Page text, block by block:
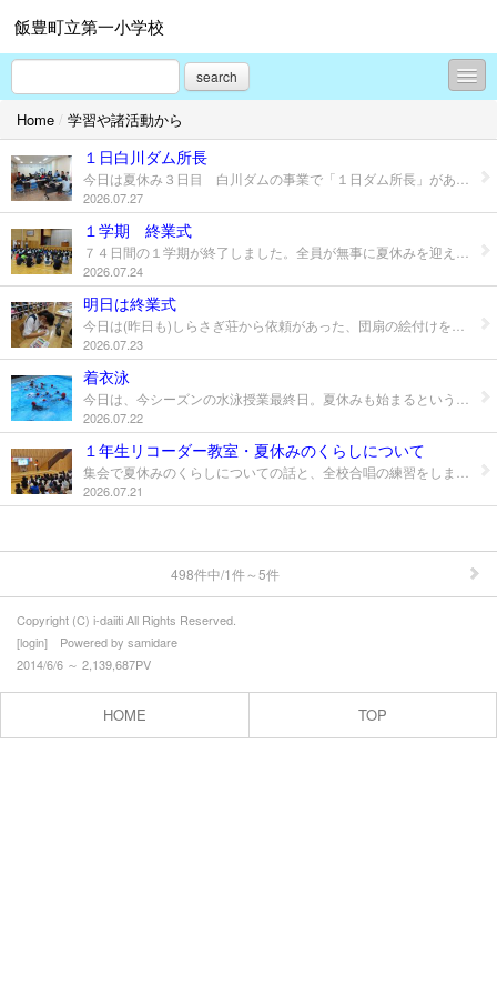
飯豊町立第一小学校
search
学校概要
学校行事から
過去のホームページはこちらから
お知らせ
学校だより
校舎改築情報
年間行事予定
学習や諸活動から
プロフィール
Home / 学習や諸活動から
１日白川ダム所長
2026.07.27
１学期 終業式
2026.07.24
明日は終業式
2026.07.23
着衣泳
2026.07.22
１年生リコーダー教室・夏休みのくらしについて
2026.07.21
498件中/1件～5件
Copyright (C) i-daiiti All Rights Reserved.
[login] Powered by samidare
2014/6/6 ～ 2,139,687PV
HOME TOP